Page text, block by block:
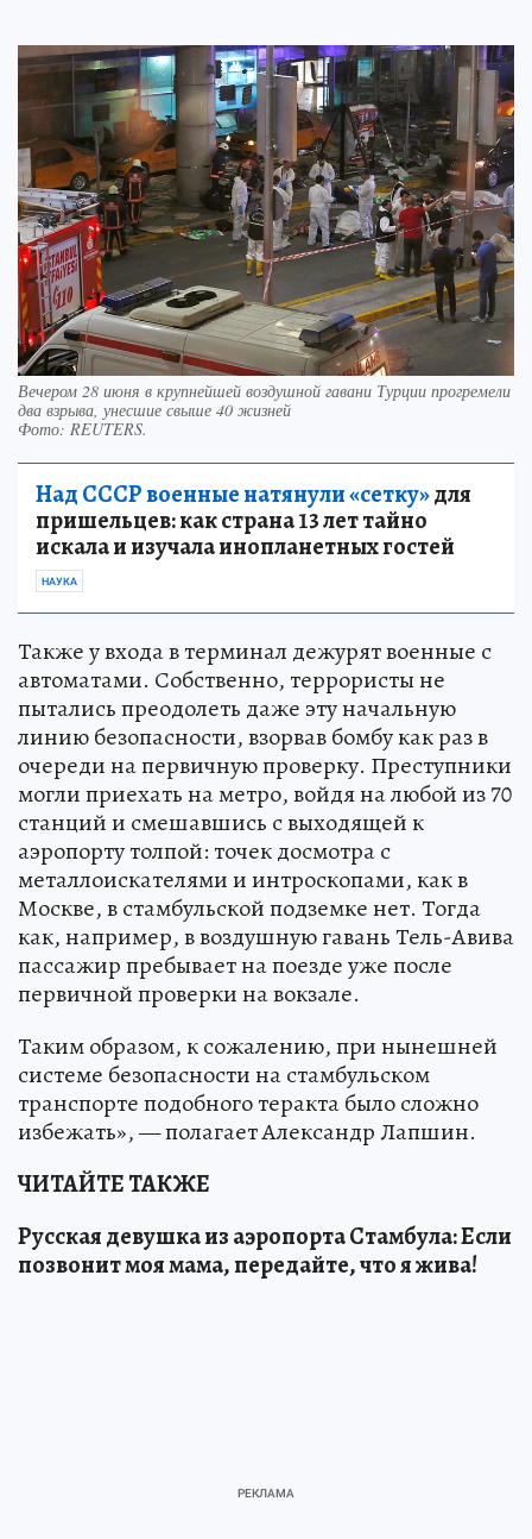
Вечером 28 июня в крупнейшей воздушной гавани Турции прогремели
два взрыва, унесшие свыше 40 жизней
Фото: REUTERS.
Над СССР военные натянули «сетку»для
пришельцев: как страна 13 лет тайно
искала и изучала инопланетных гостей
НАУКА
Также у входа в терминал дежурят военные с
автоматами. Собственно, террористы не
пытались преодолеть даже эту начальную
линию безопасности, взорвав бомбу как раз в
очереди на первичную проверку. Преступники
могли приехать на метро, войдя на любой из 70
станций и смешавшись с выходящей к
аэропорту толпой: точек досмотра с
металлоискателями и интроскопами, как в
Москве, в стамбульской подземке нет. Тогда
как, например, в воздушную гавань Тель-Авива
пассажир пребывает на поезде уже после
первичной проверки на вокзале.
Таким образом, к сожалению, при нынешней
системе безопасности на стамбульском
транспорте подобного теракта было сложно
избежать», — полагает Александр Лапшин.
ЧИТАЙТЕ ТАКЖЕ
Русская девушка из аэропорта Стамбула: Если
позвонит моя мама, передайте, что я жива!